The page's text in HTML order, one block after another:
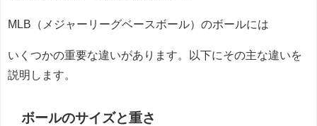
MLB（メジャーリーグベースボール）のボールには
いくつかの重要な違いがあります。以下にその主な違いを
説明します。
ボールのサイズと重さ